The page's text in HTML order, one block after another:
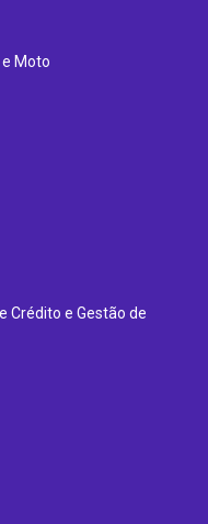
Moto
Crédito e Gestão de